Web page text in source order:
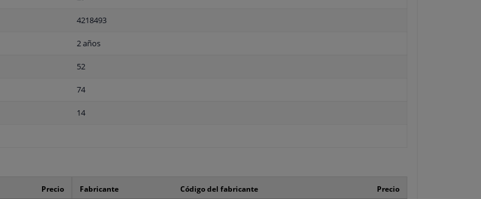
4218493
2 años
52
74
14
Precio Fabricante Código del fabricante Precio